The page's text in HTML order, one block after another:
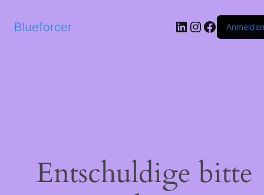
Blueforcer LinkedIn
Instagram
Anmelden
Entschuldige bitte